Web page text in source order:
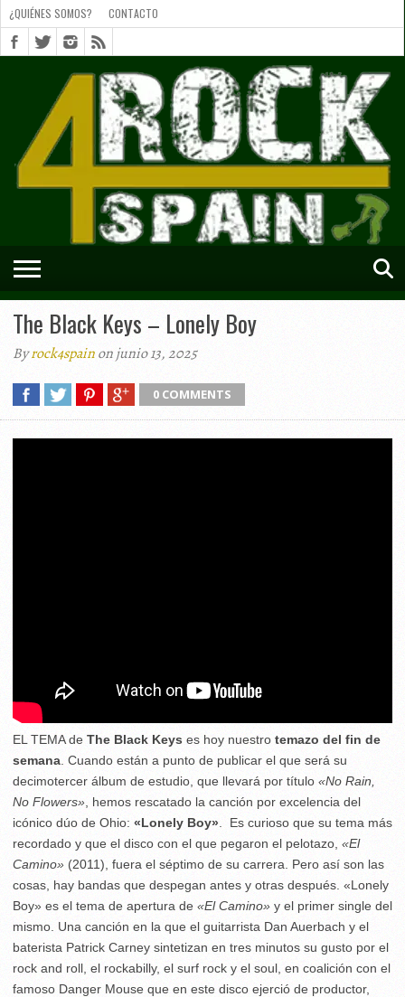
SOMOS?
CONTACTO
SHORTS
¿QUIÉNES SOMOS? CONTACTO
The Black Keys – Lonely Boy
Byrock4spainon junio 13, 2025
0 COMMENTS
EL TEMA de The Black Keys es hoy nuestro temazo del fin de
semana . Cuando están a punto de publicar el que será su
decimotercer álbum de estudio, que llevará por título «No Rain,
No Flowers» , hemos rescatado la canción por excelencia del
icónico dúo de Ohio: «Lonely Boy» . Es curioso que su tema más
recordado y que el disco con el que pegaron el pelotazo, «El
Camino» (2011), fuera el séptimo de su carrera. Pero así son las
cosas, hay bandas que despegan antes y otras después. «Lonely
Boy» es el tema de apertura de «El Camino» y el primer single del
mismo. Una canción en la que el guitarrista Dan Auerbach y el
baterista Patrick Carney sintetizan en tres minutos su gusto por el
rock and roll, el rockabilly, el surf rock y el soul, en coalición con el
famoso Danger Mouse que en este disco ejerció de productor,